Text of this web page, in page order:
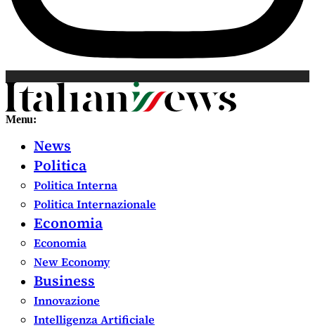
Menu:
News
Politica
Politica Interna
Politica Internazionale
Economia
Economia
New Economy
Business
Innovazione
Intelligenza Artificiale